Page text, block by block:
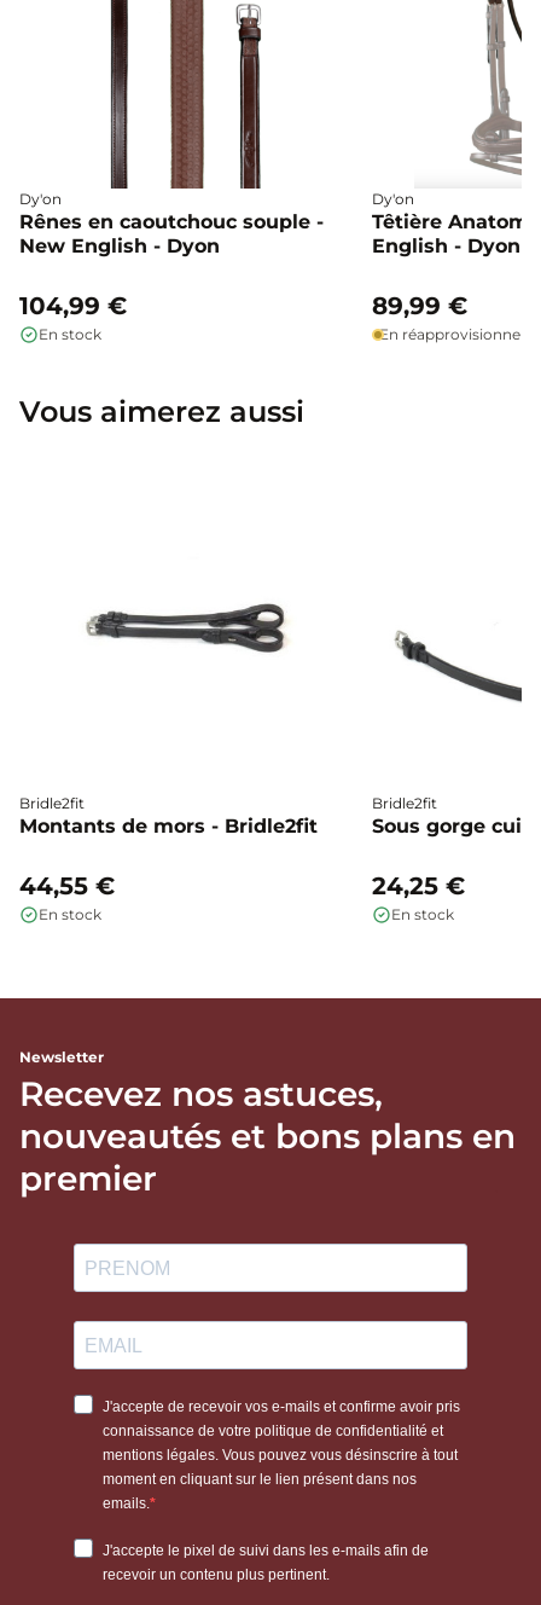
Dy'on
Rênes en caoutchouc souple -
New English - Dyon
104,99 €
En stock
Dy'on
Têtière
English - Dyon
89,99 €
En
Vous aimerez aussi
Bridle2fit
Montants de mors - Bridle2fit
44,55 €
En stock
Bridle2fit
Sous gorge
24,25 €
En stock
Newsletter
Recevez nos astuces,
nouveautés et bons plans en
premier